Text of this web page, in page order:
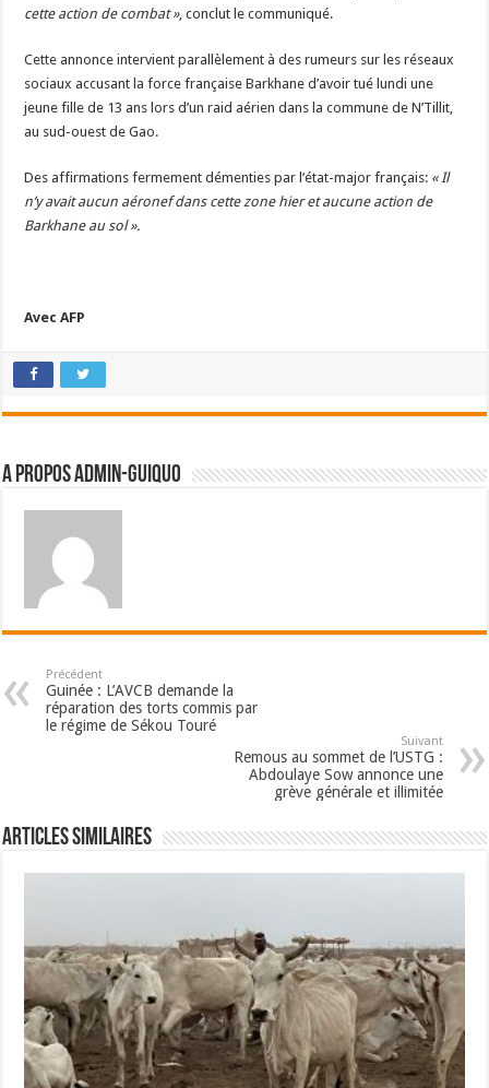
cette action de combat », conclut le communiqué.
Cette annonce intervient parallèlement à des rumeurs sur les réseaux
sociaux accusant la force française Barkhane d’avoir tué lundi une
jeune fille de 13 ans lors d’un raid aérien dans la commune de N’Tillit,
au sud-ouest de Gao.
Des affirmations fermement démenties par l’état-major français: « Il
n’y avait aucun aéronef dans cette zone hier et aucune action de
Barkhane au sol ».
Avec AFP
A propos admin-guiquo
Précédent
Guinée : L’AVCB demande la
réparation des torts commis par
le régime de Sékou Touré
Suivant
Remous au sommet de l’USTG :
Abdoulaye Sow annonce une
grève générale et illimitée
Articles Similaires